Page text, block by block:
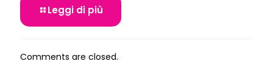
Leggi di più
Comments are closed.